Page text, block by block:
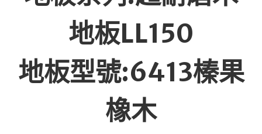
地板LL150
地板型號:6413榛果
橡木